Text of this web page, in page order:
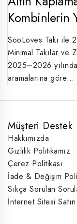
Kombinlerin
SooLoves Takı ile
Minimal Takılar ve
2025–2026
aramalarına göre…
Müşteri Destek
Hakkımızda
Gizlilik Politikamız
Çerez Politikası
İade & Değişim
Sıkça Sorulan
İnternet Sitesi